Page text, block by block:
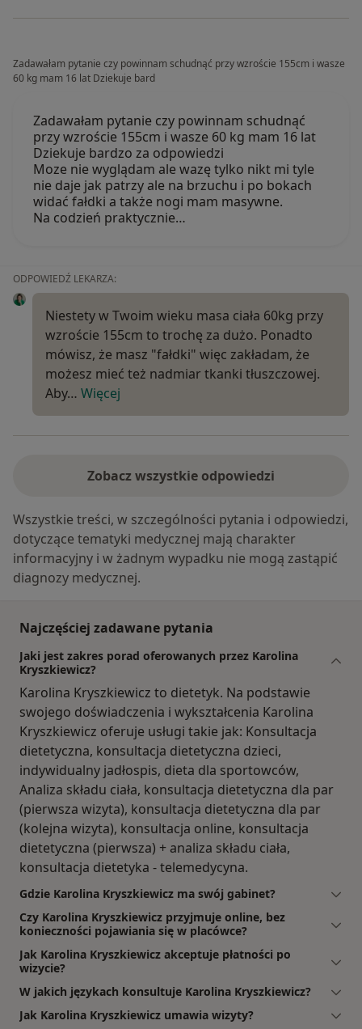
Zadawałam pytanie czy powinnam schudnąć przy wzroście 155cm i wasze
60 kg mam 16 lat Dziekuje bard
Zadawałam pytanie czy powinnam schudnąć
przy wzroście 155cm i wasze 60 kg mam 16 lat
Dziekuje bardzo za odpowiedzi
Moze nie wyglądam ale wazę tylko nikt mi tyle
nie daje jak patrzy ale na brzuchu i po bokach
widać fałdki a także nogi mam masywne.
Na codzień praktycznie…
ODPOWIEDŹ LEKARZA:
Niestety w Twoim wieku masa ciała 60kg przy
wzroście 155cm to trochę za dużo. Ponadto
mówisz, że masz "fałdki" więc zakładam, że
możesz mieć też nadmiar tkanki tłuszczowej.
Aby… Więcej
Zobacz wszystkie odpowiedzi
Wszystkie treści, w szczególności pytania i odpowiedzi,
dotyczące tematyki medycznej mają charakter
informacyjny i w żadnym wypadku nie mogą zastąpić
diagnozy medycznej.
Najczęściej zadawane pytania
Jaki jest zakres porad oferowanych przez Karolina
Kryszkiewicz?
Karolina Kryszkiewicz to dietetyk. Na podstawie
swojego doświadczenia i wykształcenia Karolina
Kryszkiewicz oferuje usługi takie jak: Konsultacja
dietetyczna, konsultacja dietetyczna dzieci,
indywidualny jadłospis, dieta dla sportowców,
Analiza składu ciała, konsultacja dietetyczna dla par
(pierwsza wizyta), konsultacja dietetyczna dla par
(kolejna wizyta), konsultacja online, konsultacja
dietetyczna (pierwsza) + analiza składu ciała,
konsultacja dietetyka - telemedycyna.
Gdzie Karolina Kryszkiewicz ma swój gabinet?
Czy Karolina Kryszkiewicz przyjmuje online, bez
konieczności pojawiania się w placówce?
Jak Karolina Kryszkiewicz akceptuje płatności po
wizycie?
W jakich językach konsultuje Karolina Kryszkiewicz?
Jak Karolina Kryszkiewicz umawia wizyty?